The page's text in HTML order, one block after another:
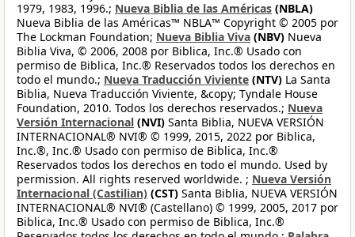
1979, 1983, 1996.; Nueva Biblia de las Américas (NBLA)
Nueva Biblia de las Américas™ NBLA™ Copyright © 2005 por
The Lockman Foundation; Nueva Biblia Viva (NBV) Nueva
Biblia Viva, © 2006, 2008 por Biblica, Inc.® Usado con
permiso de Biblica, Inc.® Reservados todos los derechos en
todo el mundo.; Nueva Traducción Viviente (NTV) La Santa
Biblia, Nueva Traducción Viviente, &copy; Tyndale House
Foundation, 2010. Todos los derechos reservados.; Nueva
Versión Internacional (NVI) Santa Biblia, NUEVA VERSIÓN
INTERNACIONAL® NVI® © 1999, 2015, 2022 por Biblica,
Inc.®, Inc.® Usado con permiso de Biblica, Inc.®
Reservados todos los derechos en todo el mundo. Used by
permission. All rights reserved worldwide. ; Nueva Versión
Internacional (Castilian) (CST) Santa Biblia, NUEVA VERSIÓN
INTERNACIONAL® NVI® (Castellano) © 1999, 2005, 2017 por
Biblica, Inc.® Usado con permiso de Biblica, Inc.®